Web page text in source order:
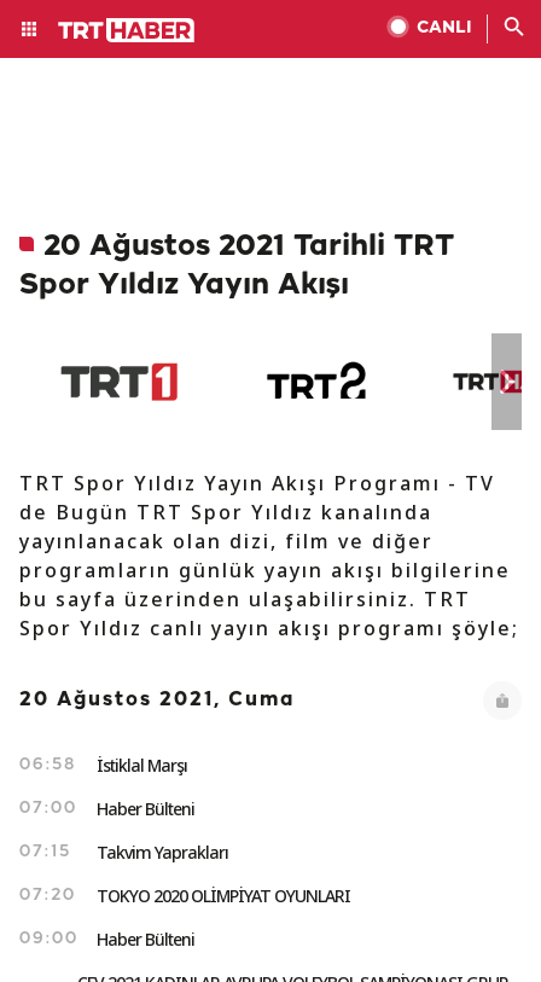
CANLI
20 Ağustos 2021 Tarihli TRT
Spor Yıldız Yayın Akışı
TRT Spor Yıldız Yayın Akışı Programı - TV
de Bugün TRT Spor Yıldız kanalında
yayınlanacak olan dizi, film ve diğer
programların günlük yayın akışı bilgilerine
bu sayfa üzerinden ulaşabilirsiniz. TRT
Spor Yıldız canlı yayın akışı programı şöyle;
20 Ağustos 2021, Cuma
06:58 İstiklal Marşı
07:00 Haber Bülteni
07:15 Takvim Yaprakları
07:20 TOKYO 2020 OLİMPİYAT OYUNLARI
09:00 Haber Bülteni